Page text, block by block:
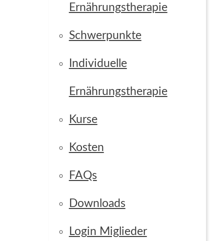
Ernährungstherapie
Schwerpunkte
Individuelle
Ernährungstherapie
Kurse
Kosten
FAQs
Downloads
Login Miglieder